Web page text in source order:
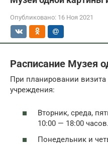
Опубликовано: 16 Ноя 2021
Расписание Музея
При планировании визита
учреждения:
Вторник, среда,
10:00 — 18:00 часов.
Понедельник и